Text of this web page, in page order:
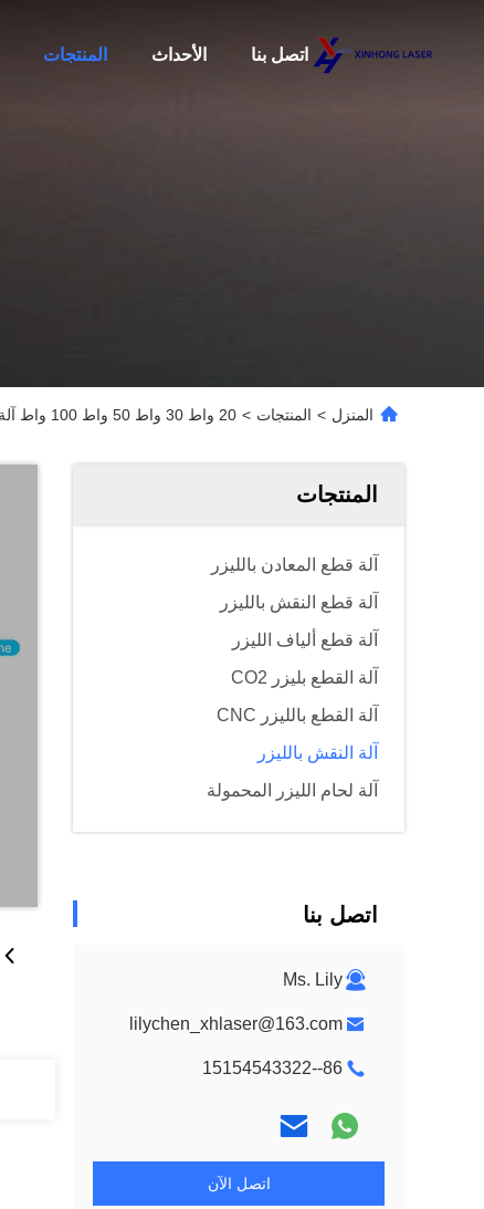
المنتجات الأحداث اتصل بنا
المنزل > المنتجات > 20 واط 30 واط 50 واط 100 واط آلة حفر الحجرة الآلية لليزر مع الحزام النقل
المنتجات
آلة قطع المعادن بالليزر
آلة قطع النقش بالليزر
آلة قطع ألياف الليزر
آلة القطع بليزر CO2
آلة القطع بالليزر CNC
آلة النقش بالليزر
آلة لحام الليزر المحمولة
اتصل بنا
Ms. Lily
lilychen_xhlaser@163.com
86--15154543322
اتصل الآن